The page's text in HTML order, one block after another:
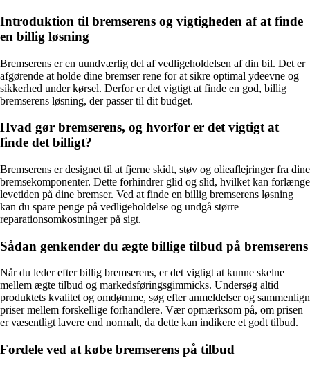
Introduktion til bremserens og vigtigheden af at finde
en billig løsning
Bremserens er en uundværlig del af vedligeholdelsen af din bil. Det er
afgørende at holde dine bremser rene for at sikre optimal ydeevne og
sikkerhed under kørsel. Derfor er det vigtigt at finde en god, billig
bremserens løsning, der passer til dit budget.
Hvad gør bremserens, og hvorfor er det vigtigt at
finde det billigt?
Bremserens er designet til at fjerne skidt, støv og olieaflejringer fra dine
bremsekomponenter. Dette forhindrer glid og slid, hvilket kan forlænge
levetiden på dine bremser. Ved at finde en billig bremserens løsning
kan du spare penge på vedligeholdelse og undgå større
reparationsomkostninger på sigt.
Sådan genkender du ægte billige tilbud på bremserens
Når du leder efter billig bremserens, er det vigtigt at kunne skelne
mellem ægte tilbud og markedsføringsgimmicks. Undersøg altid
produktets kvalitet og omdømme, søg efter anmeldelser og sammenlign
priser mellem forskellige forhandlere. Vær opmærksom på, om prisen
er væsentligt lavere end normalt, da dette kan indikere et godt tilbud.
Fordele ved at købe bremserens på tilbud